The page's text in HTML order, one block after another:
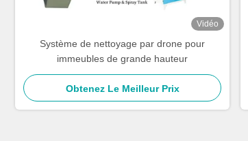
Vidéo
Système de nettoyage par drone pour
immeubles de grande hauteur
Obtenez Le Meilleur Prix